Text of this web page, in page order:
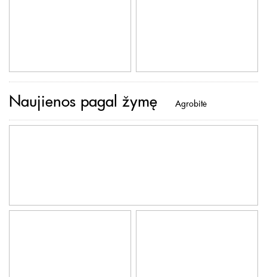
Naujienos pagal žymę Agrobitė